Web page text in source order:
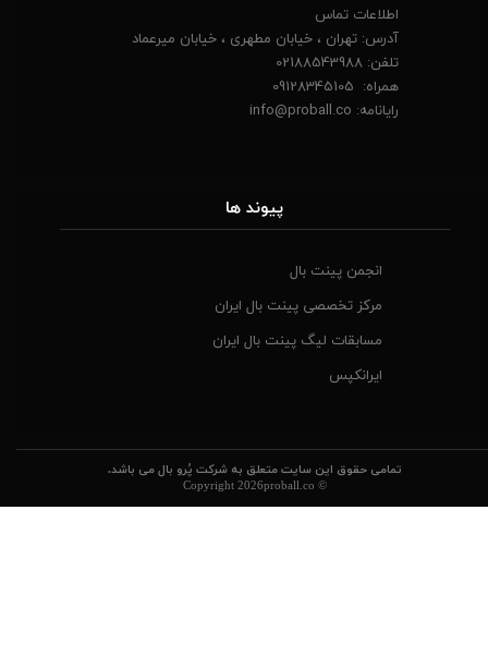
اطلاعات تماس
آدرس: تهران ، خیابان مطهری ، خیابان میرعماد
تلفن: 02188543988
همراه: 09128345105
رایانامه: info@proball.co​​​​​​​
​پیوند ها
انجمن پینت بال
مرکز تخصصی پینت بال ایران
مسابقات لیگ پینت بال ایران
ایرانکپس
تمامی حقوق این سایت متعلق به شرکت پُرو بال می باشد.
© Copyright 2026proball.co